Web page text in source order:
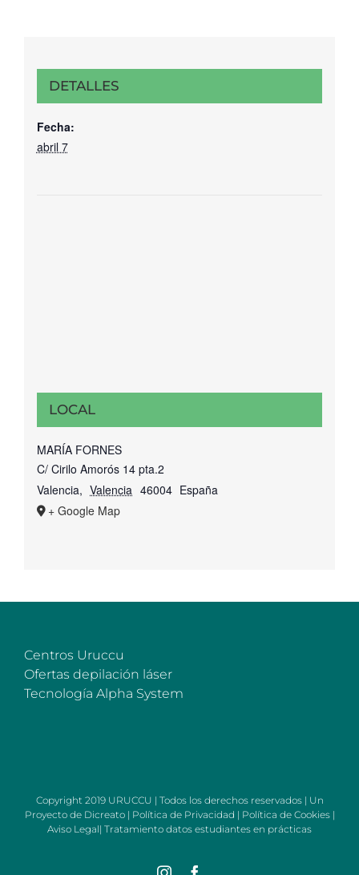
DETALLES
Fecha:
abril 7
LOCAL
MARÍA FORNES
C/ Cirilo Amorós 14 pta.2
Valencia, Valencia 46004 España
+ Google Map
Centros Uruccu
Ofertas depilación láser
Tecnología Alpha System
Copyright 2019 URUCCU | Todos los derechos reservados | Un
Proyecto de Dicreato| Política de Privacidad | Política de Cookies|
Aviso Legal| Tratamiento datos estudiantes en prácticas